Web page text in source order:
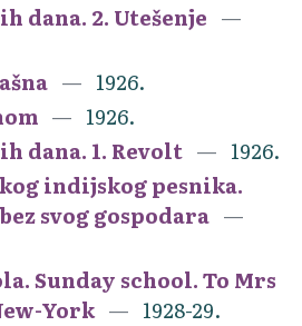
dana. 2. Utešenje
1926.
1926.
dana. 1. Revolt
1926.
indijskog pesnika.
svog gospodara
Sunday school. To Mrs
York
1928-29.